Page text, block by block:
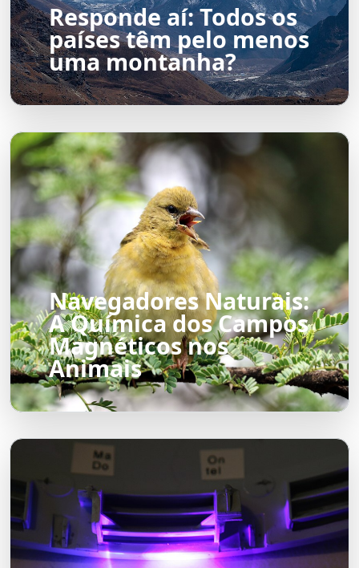
Responde aí: Todos os
países têm pelo menos
uma montanha?
Navegadores Naturais:
A Química dos Campos
Magnéticos nos
Animais